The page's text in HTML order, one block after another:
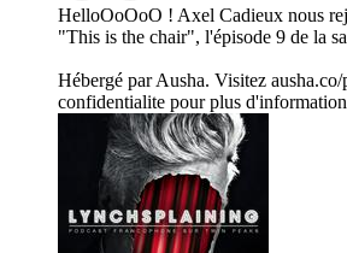
HelloOoOoO ! Axel Cadieux nous
"This is the chair", l'épisode 9 de la
Hébergé par Ausha. Visitez
confidentialite pour plus